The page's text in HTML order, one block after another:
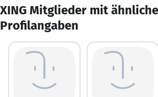
XING Mitglieder mit
Profilangaben